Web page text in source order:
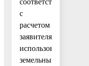
с
расчетом
заявителя
использование
земельных